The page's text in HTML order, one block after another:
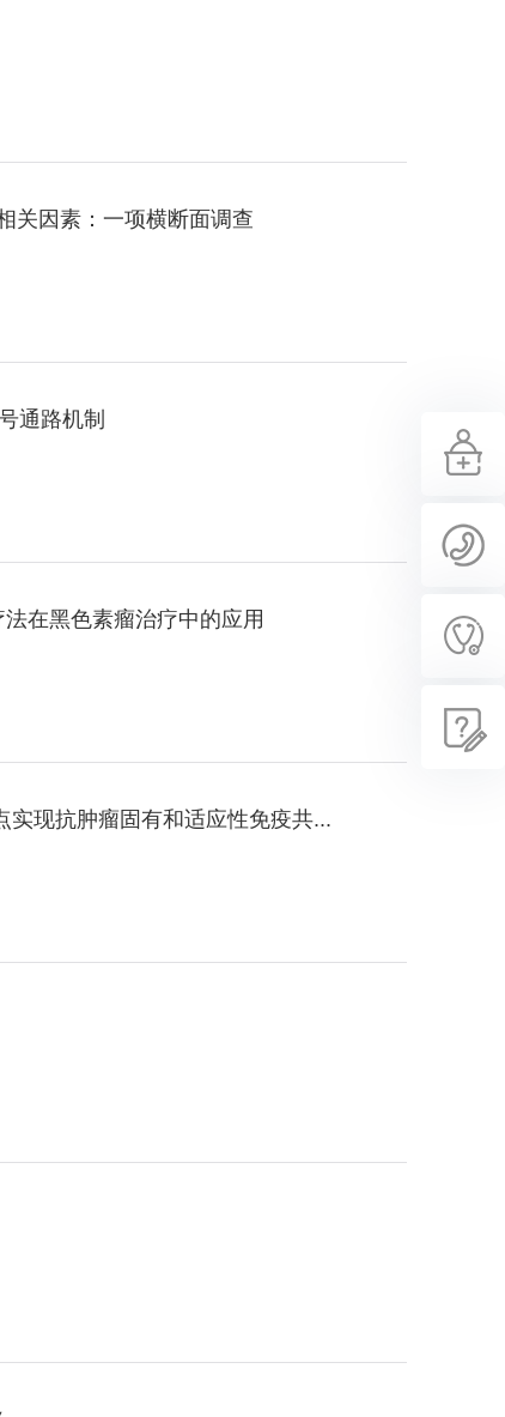
关因素：一项横断面调查
通路机制
在黑色素瘤治疗中的应用
实现抗肿瘤固有和适应性免疫共...